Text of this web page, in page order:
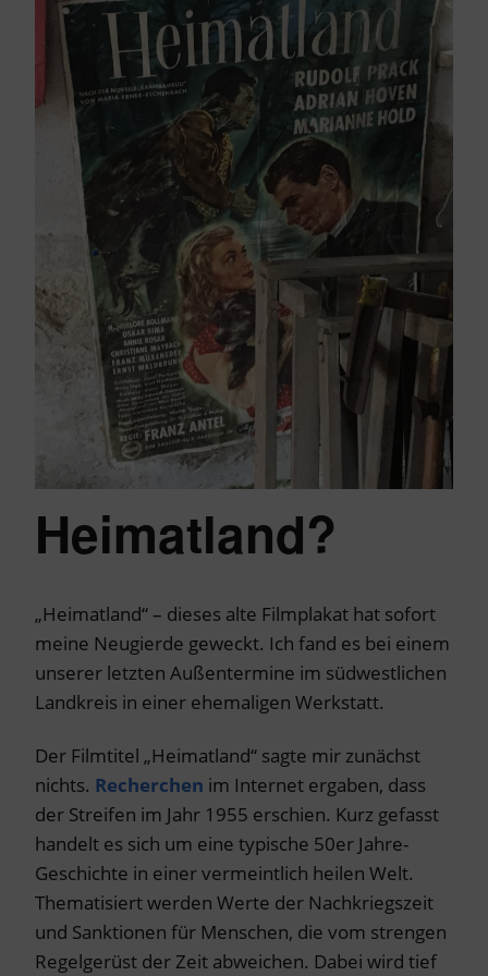
Heimatland?
„Heimatland“ – dieses alte Filmplakat hat sofort
meine Neugierde geweckt. Ich fand es bei einem
unserer letzten Außentermine im südwestlichen
Landkreis in einer ehemaligen Werkstatt.
Der Filmtitel „Heimatland“ sagte mir zunächst
nichts. Recherchen im Internet ergaben, dass
der Streifen im Jahr 1955 erschien. Kurz gefasst
handelt es sich um eine typische 50er Jahre-
Geschichte in einer vermeintlich heilen Welt.
Thematisiert werden Werte der Nachkriegszeit
und Sanktionen für Menschen, die vom strengen
Regelgerüst der Zeit abweichen. Dabei wird tief